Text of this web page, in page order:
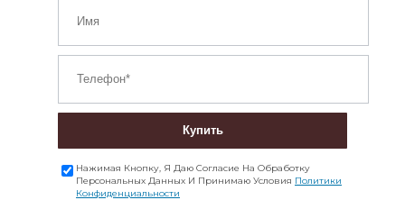
Купить
Нажимая Кнопку, Я Даю Согласие На Обработку
Персональных Данных И Принимаю Условия Политики
Конфиденциальности